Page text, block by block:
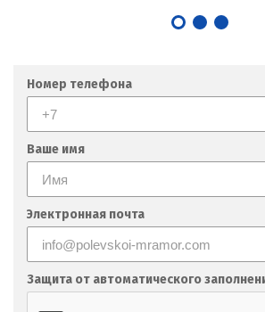
Номер телефона
Ваше имя
Электронная почта
Защита от автоматического